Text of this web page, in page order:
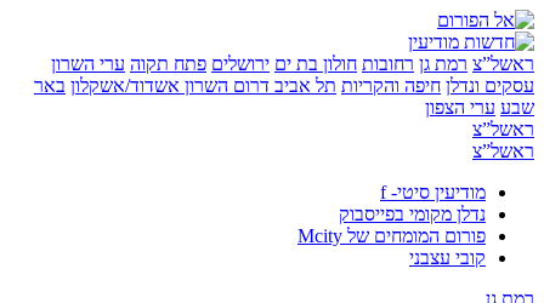
רמת גן רחובות חולון בת ים ירושלים פתח תקוה ערי השרון
ונדלן חיפה והקריות תל אביבדרום השרון אשדוד/אשקלון באר
ערי הצפון
מודיעין סיטי- f
נדלן מקומי בפייסבוק
פורום המומחים של Mcity
קובי עצבני